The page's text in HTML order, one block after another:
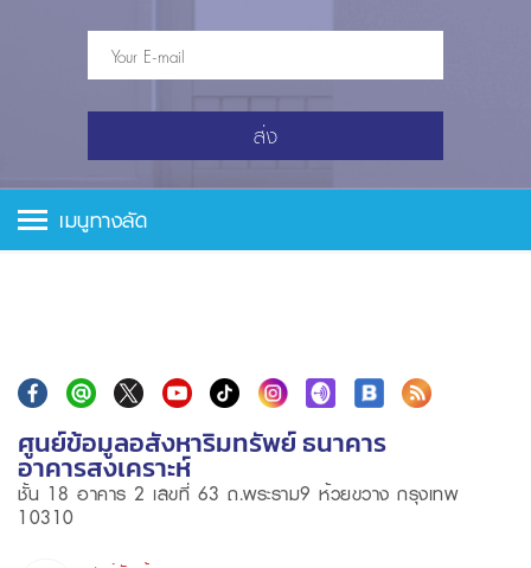
ส่ง
เมนูทางลัด
ศูนย์ข้อมูลอสังหาริมทรัพย์ ธนาคาร
อาคารสงเคราะห์
ชั้น 18 อาคาร 2 เลขที่ 63 ถ.พระราม9 ห้วยขวาง กรุงเทพ
10310